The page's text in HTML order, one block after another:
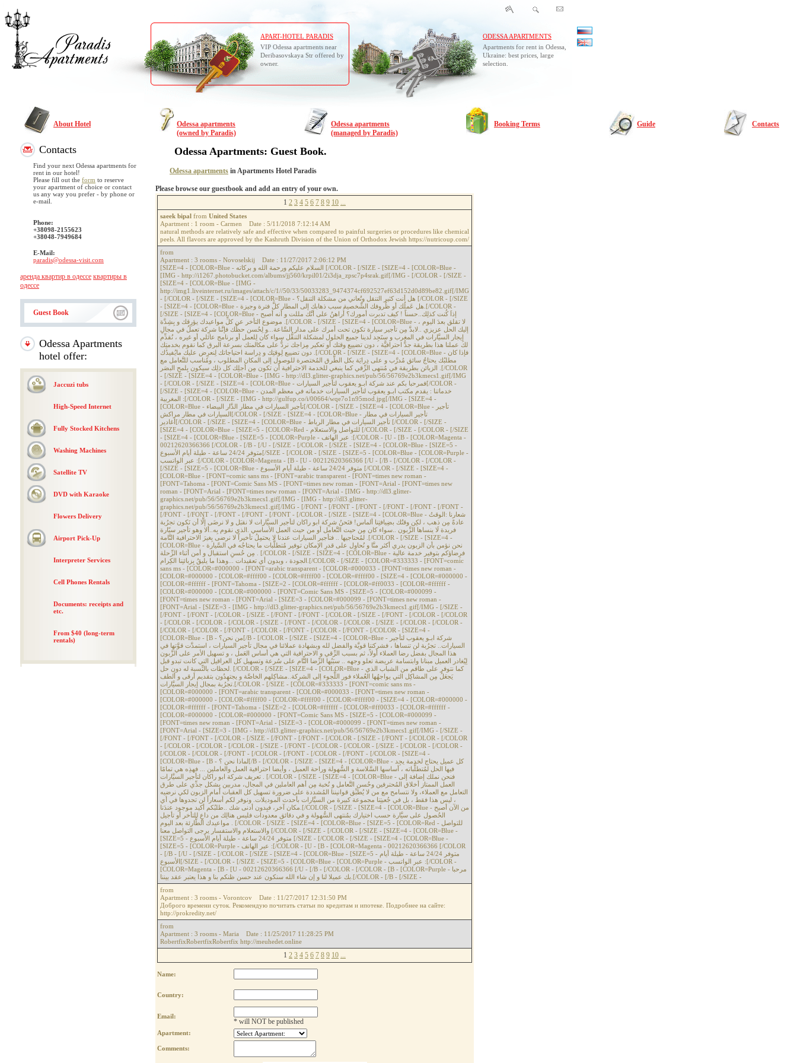
APART-HOTEL PARADIS
VIP Odessa apartments near
Deribasovskaya Str offered by
owner.
ODESSA APARTMENTS
Apartments for rent in Odessa,
Ukraine: best prices, large
selection.
About Hotel
Odessa apartments
(owned by Paradis)
Odessa apartments
(managed by Paradis)
Booking Terms Guide Contacts
Contacts
Find your next Odessa apartments for
rent in our hotel!
Please fill out the form to reserve
your apartment of choice or contact
us any way you prefer - by phone or
e-mail.
Phone:
+38098-2155623
+38048-7949684
E-Mail:
paradis@odessa-visit.com
аренда квартир в одессе квартиры в
одессе
Guest Book
Odessa Apartments
hotel offer:
Jaccuzi tubs
High-Speed Internet
Fully Stocked Kitchens
Washing Machines
Satellite TV
DVD with Karaoke
Flowers Delivery
Airport Pick-Up
Interpreter Services
Cell Phones Rentals
Documents: receipts and
etc.
From $40 (long-term
rentals)
Odessa Apartments: Guest Book.
Odessa apartments in Apartments Hotel Paradis
Please browse our guestbook and add an entry of your own.
1 2 3 4 5 6 7 8 9 10 ...
saeek bipal from United States
Apartment : 1 room - Carmen Date : 5/11/2018 7:12:14 AM
natural methods are relatively safe and effective when compared to painful surgeries or procedures like chemical
peels. All flavors are approved by the Kashruth Division of the Union of Orthodox Jewish https://nutricoup.com/
from
Apartment : 3 rooms - Novoselskij Date : 11/27/2017 2:06:12 PM
[SIZE=4 - [COLOR=Blue - السلام عليكم ورحمة الله و بركاته [/COLOR - [/SIZE - [SIZE=4 - [COLOR=Blue -
[IMG - http://i1267.photobucket.com/albums/jj560/krpil01/2i3dja_zpsc7p4srak.gif[/IMG - [/COLOR - [/SIZE -
[SIZE=4 - [COLOR=Blue - [IMG -
http://img1.liveinternet.ru/images/attach/c/1//50/33/50033283_9474374cf692527ef63d152d0d89be82.gif[/IMG
- [/COLOR - [/SIZE - [SIZE=4 - [COLOR=Blue - هل أنت كثير التنقل وتُعاني من مشكلة التنقل؟ [/COLOR - [/SIZE
- [SIZE=4 - [COLOR=Blue - هل عَملُك أو ظُروفك الشَّخصية سبب ذهابك إلى المطار كلَّ فترة وجيزة.[/COLOR -
[/SIZE - [SIZE=4 - [COLOR=Blue - إذاَ كُنت كذلِك..حسناً ! كيف تدبرت أمورك؟ أُراهنُ على أنَّك مللت و أنه أصبح
موضوع التأخر عن كلِّ مواعيدك يؤرِقك و بِشِدَّة .[/COLOR - [/SIZE - [SIZE=4 - [COLOR=Blue - لا تقلق بعدَ اليوم ،
إليك الحل عزيزي ..لابدَّ مِن تأجير سيارة تكون تحت أمرك على مدار السَّاعة...و لِحُسن حظِّك فإنَّنا شرِكة تعملُ في مجالِ
إيجار السيَّارات في المغرب و ستَجِد لدينا جميع الحلول لمشكلة التنقُّل سواء كان لِلعمل أو برنامج عائلي أو غيره ، نُقدِّم
لكَ عملنا هذا بطريقة جدُّ احترافيًّة ، دون تضييع وقتك أو تعكير مِزاجك نردُّ على مكالمتك بسرعة البرق كما نقوم بخدمتِك
دون تضييع لِوقتِك و دِراسة احتياجاتك لِنعرِض عليك مايُفيدُك .[/COLOR - [/SIZE - [SIZE=4 - [COLOR=Blue - فإذا كان
مطلبُك يحتاجُ سائق مُدرَّب و على دِرايَة بكل الطُّرق المُختصرة للوصول إلى المكان المطلوب ، ومُناسب للتَّعامل مع
الزبائن بطريقة في مُنتهى الرِّقي كما ينبغي للخدمة الاحترافية أن تكون مِن أجلِك كل ذلِك سيكون بِلمحِ البصَر .[/COLOR
- [/SIZE - [SIZE=4 - [COLOR=Blue - [IMG - http://dl3.glitter-graphics.net/pub/56/56769e2b3kmecs1.gif[/IMG
- [/COLOR - [/SIZE - [SIZE=4 - [COLOR=Blue - فمرحبا بكم عند شركة ابـو يعقوب لتأجير السيارات[/COLOR -
[/SIZE - [SIZE=4 - [COLOR=Blue - خدماتنا : يقدم مكتب ابـو يعقوب لتأجير السيارات خدماته في معظم المدن
المغربية :[/COLOR - [/SIZE - [IMG - http://gulfup.co/i/00664/wqe7o1n95mod.jpg[/IMG - [SIZE=4 -
[COLOR=Blue - تأجير السيارات في مطار الدَّار البيضاء[/COLOR - [/SIZE - [SIZE=4 - [COLOR=Blue - تأجير
السيارات في مطار مراكش[/COLOR - [/SIZE - [SIZE=4 - [COLOR=Blue - تأجير السيارات في مطار
أغادير[/COLOR - [/SIZE - [SIZE=4 - [COLOR=Blue - تأجير السيارات في مطار الرباط [/COLOR - [/SIZE -
[SIZE=4 - [COLOR=Blue - [SIZE=5 - [COLOR=Red - للتواصل والاستعلام [/COLOR - [/SIZE - [/COLOR - [/SIZE
- [SIZE=4 - [COLOR=Blue - [SIZE=5 - [COLOR=Purple - عبر الهاتف :[/COLOR - [U - [B - [COLOR=Magenta -
00212620366366 [/COLOR - [/B - [/U - [/SIZE - [/COLOR - [/SIZE - [SIZE=4 - [COLOR=Blue - [SIZE=5 -
متوفر 24/24 ساعة - طيلة أيام الأسبوع[/SIZE - [/COLOR - [/SIZE - [SIZE=5 - [COLOR=Blue - [COLOR=Purple -
عبر الواتسب :[/COLOR - [COLOR=Magenta - [B - [U - 00212620366366 [/U - [/B - [/COLOR - [/COLOR -
[/SIZE - [SIZE=5 - [COLOR=Blue - متوفر 24/24 ساعة - طيلة أيام الأسبوع [/COLOR - [/SIZE - [SIZE=4 -
[COLOR=Blue - [FONT=comic sans ms - [FONT=arabic transparent - [FONT=times new roman -
[FONT=Tahoma - [FONT=Comic Sans MS - [FONT=times new roman - [FONT=Arial - [FONT=times new
roman - [FONT=Arial - [FONT=times new roman - [FONT=Arial - [IMG - http://dl3.glitter-
graphics.net/pub/56/56769e2b3kmecs1.gif[/IMG - [IMG - http://dl3.glitter-
graphics.net/pub/56/56769e2b3kmecs1.gif[/IMG - [/FONT - [/FONT - [/FONT - [/FONT - [/FONT - [/FONT -
[/FONT - [/FONT - [/FONT - [/FONT - [/FONT - [/COLOR - [/SIZE - [SIZE=4 - [COLOR=Blue - شعارنا :الوقتُ
عادةً مِن ذهب ، لكِن وقتُك بضِيافتِنا ألماس! فنَحنُ شرِكة ابو راكان لتأجير السيَّارات لا نقبَل و لا نرضَى إلَّا أن نَكون تجرُبة
فريدة لَا ينساها الزَّبون ..سواء كان مِن حيث التَّعامل أو من حيث العمل الأساسي .الذي نقوم بِه..ألا وهو تأجير سيّارة
لمُحتاجيها .. فتأجير السيارات عندنا لا يحتمِلُ تأخيراً لا نرضى بِغيرَ الاحترافية التَّامة .[/COLOR - [/SIZE - [SIZE=4 -
[COLOR=Blue - نحن نؤمن بأن الزبون يدري أكثر منَّا و نُحاوِل على قدرِ الإمكان توفير مُتطلَّبات ما يحتاجُه في السَّيارة
مِن حُسنِ استقبال و أمن أثناء الرِّحلة . [/COLOR - [/SIZE - [SIZE=4 - [COLOR=Blue - فرِضاؤكم بتوفير خدمة عالية
الجودة ، وبدون أي تعقيدات ...وهذا ما يليقُ بِزبائنِنا الكِرام.[/COLOR - [/SIZE - [COLOR=#333333 - [FONT=comic
sans ms - [COLOR=#000000 - [FONT=arabic transparent - [COLOR=#000033 - [FONT=times new roman -
[COLOR=#000000 - [COLOR=#ffff00 - [COLOR=#ffff00 - [COLOR=#ffff00 - [SIZE=4 - [COLOR=#000000 -
[COLOR=#ffffff - [FONT=Tahoma - [SIZE=2 - [COLOR=#ffffff - [COLOR=#ff0033 - [COLOR=#ffffff -
[COLOR=#000000 - [COLOR=#000000 - [FONT=Comic Sans MS - [SIZE=5 - [COLOR=#000099 -
[FONT=times new roman - [FONT=Arial - [SIZE=3 - [COLOR=#000099 - [FONT=times new roman -
[FONT=Arial - [SIZE=3 - [IMG - http://dl3.glitter-graphics.net/pub/56/56769e2b3kmecs1.gif[/IMG - [/SIZE -
[/FONT - [/FONT - [/COLOR - [/SIZE - [/FONT - [/FONT - [/COLOR - [/SIZE - [/FONT - [/COLOR - [/COLOR
- [/COLOR - [/COLOR - [/COLOR - [/SIZE - [/FONT - [/COLOR - [/COLOR - [/SIZE - [/COLOR - [/COLOR -
[/COLOR - [/COLOR - [/FONT - [/COLOR - [/FONT - [/COLOR - [/FONT - [/COLOR - [SIZE=4 -
[COLOR=Blue - [B - من نحن؟[/B - [/COLOR - [/SIZE - [SIZE=4 - [COLOR=Blue - شركة ابـو يعقوب لتأجير
السيارات.. تجرُبة لن تنساها ، فشركتنا قويَّة والفضل لله وبشهادة عملائنا في مجال تأجير السيارات ، استمدَّت قوَّتها في
هذا المجال بفضل رضا العملاء أولاً، ثم بسبب الرِّقي و الاحترافية التي هي أساس العَمل ، و تسهيل الأمر على الزَّبون
لِيُغادر العميل مبنانا وابتسامة عريضة تعلو وجهه .. سبَبُها الرِّضا التَّام على سُرعة وتسهيل كل العراقيل التي كانت تبدو قبل
لحظات بالنِّسبة له دون حل. [/COLOR - [/SIZE - [SIZE=4 - [COLOR=Blue - كما نتوفر على طاقم من الشباب الذي
يَجعَلُ مِن المشاكِل التي يواجهُها العُملاء فور اللُّجوء إلى الشرِكة..مشاكِلهم الخاصَّة و يجتهِدُون بتقديم أرقى و ألطف
تجرُبة بمجال إيجار السيَّارات.[/COLOR - [/SIZE - [COLOR=#333333 - [FONT=comic sans ms -
[COLOR=#000000 - [FONT=arabic transparent - [COLOR=#000033 - [FONT=times new roman -
[COLOR=#000000 - [COLOR=#ffff00 - [COLOR=#ffff00 - [COLOR=#ffff00 - [SIZE=4 - [COLOR=#000000 -
[COLOR=#ffffff - [FONT=Tahoma - [SIZE=2 - [COLOR=#ffffff - [COLOR=#ff0033 - [COLOR=#ffffff -
[COLOR=#000000 - [COLOR=#000000 - [FONT=Comic Sans MS - [SIZE=5 - [COLOR=#000099 -
[FONT=times new roman - [FONT=Arial - [SIZE=3 - [COLOR=#000099 - [FONT=times new roman -
[FONT=Arial - [SIZE=3 - [IMG - http://dl3.glitter-graphics.net/pub/56/56769e2b3kmecs1.gif[/IMG - [/SIZE -
[/FONT - [/FONT - [/COLOR - [/SIZE - [/FONT - [/FONT - [/COLOR - [/SIZE - [/FONT - [/COLOR - [/COLOR
- [/COLOR - [/COLOR - [/COLOR - [/SIZE - [/FONT - [/COLOR - [/COLOR - [/SIZE - [/COLOR - [/COLOR -
[/COLOR - [/COLOR - [/FONT - [/COLOR - [/FONT - [/COLOR - [/FONT - [/COLOR - [SIZE=4 -
[COLOR=Blue - [B - لماذا نحن ؟[/B - [/COLOR - [/SIZE - [SIZE=4 - [COLOR=Blue - كل عميل يحتاج لخدمة يجِد
فيها الحل لمُتطلَّباته ، أساسها السَّلاسة و السُّهولة وراحة العميل ، وأيضا احترافية العمل والعاملين ... فهذِه هي تمامًا
تعريف شركة ابو راكان لتأجير السيَّارات . [/COLOR - [/SIZE - [SIZE=4 - [COLOR=Blue - فنحن نملك إضافة إلى
العمل الممتاز أخلاق المُحترفين وحُسن التَّعامل و نُخبة مِن أهم العاملين في المجال، مدربين بِشكل جدِّي على طرق
التعامل مع العملاء، ولا نتسامح مع من لا يُطبِّق قوانيننا المُشددة على ضرورة تسهيل كل العقبات أمام الزبون لكي نرضيه
، ليس هذا فقط ، بل في جُعبتِنا مجموعة كبيرة من السيَّارات بأحدث الموديلات. ونوفر لكم أسعاراً لن تجدوها في أي
مكان آخر، فبِدون أدنى شك ..طلبُكم أكيد موجود عندَنا.[/COLOR - [/SIZE - [SIZE=4 - [COLOR=Blue - من الآن أصبح
الحُصول على سيَّارة حسب اختيارك بمُنتهى السُّهولة و في دقائق معدودات فليس هنالِك من داعٍ للتأخر أو تأجيل
مواعيدك الطَّارئة بعد اليوم . [/COLOR - [/SIZE - [SIZE=4 - [COLOR=Blue - [SIZE=5 - [COLOR=Red - للتواصل
والاستعلام والاستفسار يرجى التواصل معنا [/COLOR - [/SIZE - [/COLOR - [/SIZE - [SIZE=4 - [COLOR=Blue -
[SIZE=5 - متوفر 24/24 ساعة - طيلة أيام الأسبوع [/SIZE - [/COLOR - [/SIZE - [SIZE=4 - [COLOR=Blue -
[SIZE=5 - [COLOR=Purple - عبر الهاتف :[/COLOR - [U - [B - [COLOR=Magenta - 00212620366366 [/COLOR
- [/B - [/U - [/SIZE - [/COLOR - [/SIZE - [SIZE=4 - [COLOR=Blue - [SIZE=5 - متوفر 24/24 ساعة - طيلة أيام
الأسبوع[/SIZE - [/COLOR - [/SIZE - [SIZE=5 - [COLOR=Blue - [COLOR=Purple - عبر الواتسب :[/COLOR -
[COLOR=Magenta - [B - [U - 00212620366366 [/U - [/B - [/COLOR - [/COLOR - [B - [COLOR=Purple - مرحبا
بك عميلا لنا و إن شاء الله سنكون عند حسن ظنكم بنا و هذا يعتبر عقد بيننا.[/COLOR - [/B - [/SIZE -
from
Apartment : 3 rooms - Vorontcov Date : 11/27/2017 12:31:50 PM
Доброго времени суток. Рекомендую почитать статьи по кредитам и ипотеке. Подробнее на сайте:
http://prokredity.net/
from
Apartment : 3 rooms - Maria Date : 11/25/2017 11:28:25 PM
RobertfixRobertfixRobertfix http://meuhedet.online
1 2 3 4 5 6 7 8 9 10 ...
Name:
Country:
Email:
* will NOT be published
Apartment:
Comments: